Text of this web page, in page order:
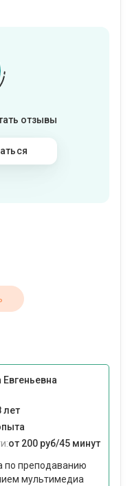
отзывы
Евгеньевна
лет
от 200 руб/45 минут
по преподаванию
мультимедиа